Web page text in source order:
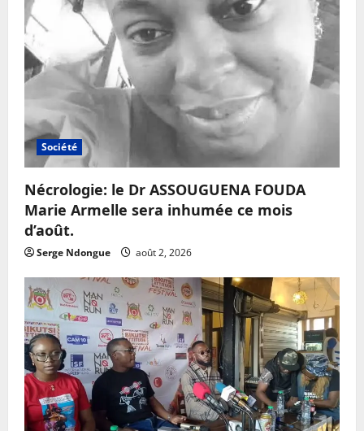
Société
Nécrologie: le Dr ASSOUGUENA FOUDA
Marie Armelle sera inhumée ce mois
d’août.
Serge Ndongue août 2, 2026